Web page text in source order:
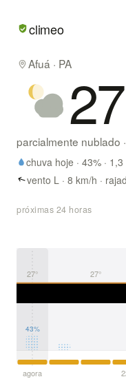
Em Afuá/PA hoje:
climeo
Afuá · PA27
parcialmente nublado
chuva hoje · 43% · 1,3
vento L · 8 km/h ·
próximas 24 horas
27° 27°
43%
agora